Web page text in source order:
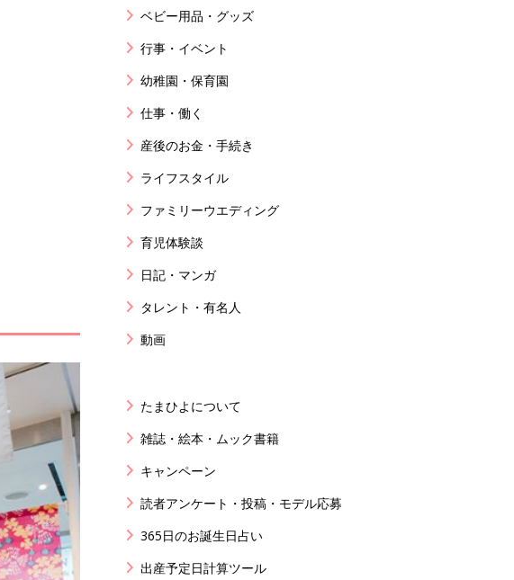
ベビー用品・グッズ
行事・イベント
幼稚園・保育園
仕事・働く
産後のお金・手続き
ライフスタイル
ファミリーウエディング
育児体験談
日記・マンガ
タレント・有名人
動画
たまひよについて
雑誌・絵本・ムック書籍
キャンペーン
読者アンケート・投稿・モデル応募
365日のお誕生日占い
出産予定日計算ツール